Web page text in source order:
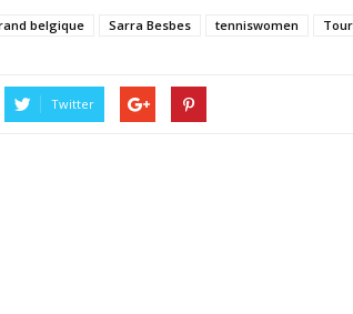
belgique Sarra Besbes tenniswomen
Twitter